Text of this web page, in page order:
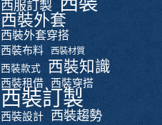
西服訂製
西裝外套
西裝外套穿搭
西裝布料 西裝材質
西裝款式 西裝知識
西裝租借 西裝穿搭
西裝訂製
西裝設計 西裝趨勢